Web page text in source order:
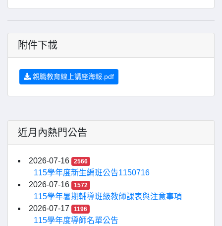
附件下載
親職教育線上講座海報.pdf
近月內熱門公告
2026-07-16 2566
115學年度新生編班公告1150716
2026-07-16
1572
115學年暑期輔導班級教師課表與注意事項
2026-07-17
1196
115學年度導師名單公告